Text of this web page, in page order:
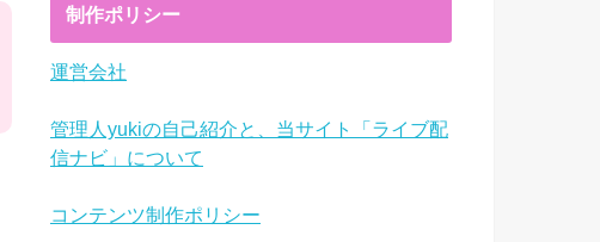
制作ポリシー
運営会社
管理人yukiの自己紹介と、当サイト「ライブ配
信ナビ」について
コンテンツ制作ポリシー